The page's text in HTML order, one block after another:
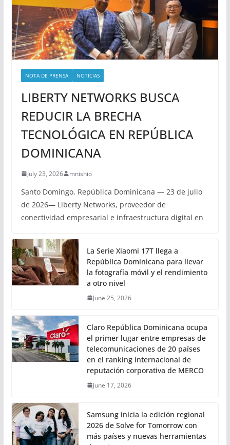
NOTA DE PRENSA NOTICIAS
LIBERTY NETWORKS BUSCA
REDUCIR LA BRECHA
TECNOLÓGICA EN REPÚBLICA
DOMINICANA
July 23, 2026 mnishio
Santo Domingo, República Dominicana — 23 de julio
de 2026— Liberty Networks, proveedor de
conectividad empresarial e infraestructura digital en
La Serie Xiaomi 17T llega a
República Dominicana para llevar
la fotografía móvil y el rendimiento
a otro nivel
June 25, 2026
Claro República Dominicana ocupa
el primer lugar entre empresas de
telecomunicaciones de 20 países
en el ranking internacional de
reputación corporativa de MERCO
June 17, 2026
Samsung inicia la edición regional
2026 de Solve for Tomorrow con
más países y nuevas herramientas